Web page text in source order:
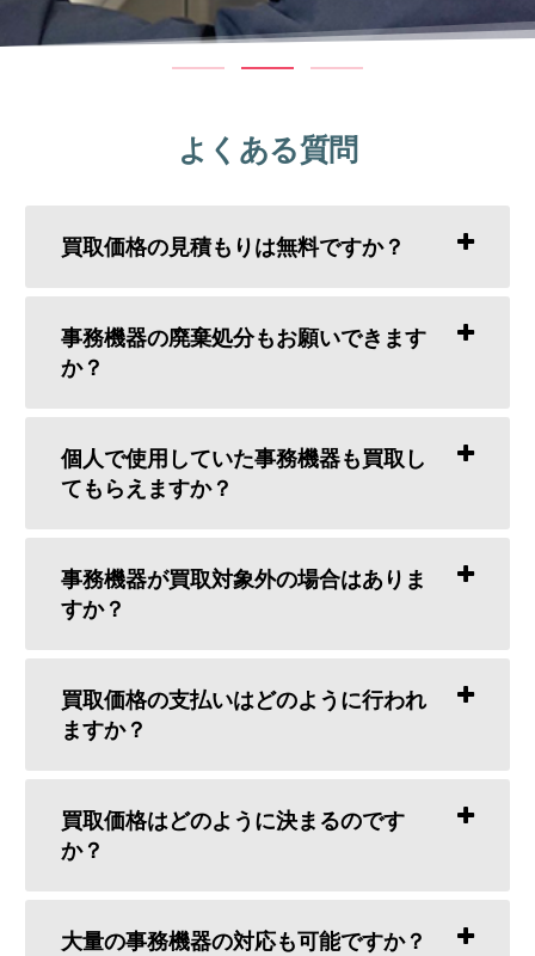
よくある質問
買取価格の見積もりは無料ですか？
事務機器の廃棄処分もお願いできます
か？
個人で使用していた事務機器も買取し
てもらえますか？
事務機器が買取対象外の場合はありま
すか？
買取価格の支払いはどのように行われ
ますか？
買取価格はどのように決まるのです
か？
大量の事務機器の対応も可能ですか？